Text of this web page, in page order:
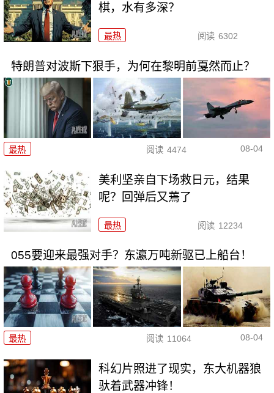
棋，水有多深？
最热 阅读 6302
特朗普对波斯下狠手，为何在黎明前戛然而止？
最热 阅读 4474 08-04
美利坚亲自下场救日元，结果
呢？回弹后又蔫了
最热 阅读 12234
055要迎来最强对手？东瀛万吨新驱已上船台！
最热 阅读 11064 08-04
科幻片照进了现实，东大机器狼
驮着武器冲锋！